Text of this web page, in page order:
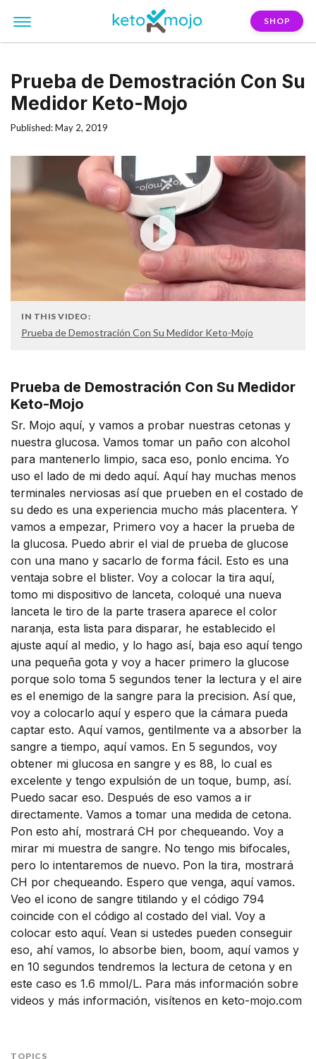
SHOP
Prueba de Demostración Con Su
Medidor Keto-Mojo
Published: May 2, 2019
IN THIS VIDEO:
Prueba de Demostración Con Su Medidor Keto-Mojo
Prueba de Demostración Con Su Medidor
Keto-Mojo
Sr. Mojo aquí, y vamos a probar nuestras cetonas y
nuestra glucosa. Vamos tomar un paño con alcohol
para mantenerlo limpio, saca eso, ponlo encima. Yo
uso el lado de mi dedo aquí. Aquí hay muchas menos
terminales nerviosas así que prueben en el costado de
su dedo es una experiencia mucho más placentera. Y
vamos a empezar, Primero voy a hacer la prueba de
la glucosa. Puedo abrir el vial de prueba de glucose
con una mano y sacarlo de forma fácil. Esto es una
ventaja sobre el blister. Voy a colocar la tira aquí,
tomo mi dispositivo de lanceta, coloqué una nueva
lanceta le tiro de la parte trasera aparece el color
naranja, esta lista para disparar, he establecido el
ajuste aquí al medio, y lo hago así, baja eso aquí tengo
una pequeña gota y voy a hacer primero la glucose
porque solo toma 5 segundos tener la lectura y el aire
es el enemigo de la sangre para la precision. Así que,
voy a colocarlo aquí y espero que la cámara pueda
captar esto. Aquí vamos, gentilmente va a absorber la
sangre a tiempo, aquí vamos. En 5 segundos, voy
obtener mi glucosa en sangre y es 88, lo cual es
excelente y tengo expulsión de un toque, bump, así.
Puedo sacar eso. Después de eso vamos a ir
directamente. Vamos a tomar una medida de cetona.
Pon esto ahí, mostrará CH por chequeando. Voy a
mirar mi muestra de sangre. No tengo mis bifocales,
pero lo intentaremos de nuevo. Pon la tira, mostrará
CH por chequeando. Espero que venga, aquí vamos.
Veo el icono de sangre titilando y el código 794
coincide con el código al costado del vial. Voy a
colocar esto aquí. Vean si ustedes pueden conseguir
eso, ahí vamos, lo absorbe bien, boom, aquí vamos y
en 10 segundos tendremos la lectura de cetona y en
este caso es 1.6 mmol/L. Para más información sobre
videos y más información, visítenos en keto-mojo.com
TOPICS